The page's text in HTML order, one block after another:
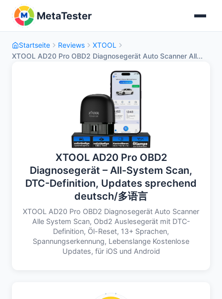
MetaTester
Startseite Reviews
XTOOL
XTOOL AD20 Pro OBD2 Diagnosegerät Auto Scanner All...
XTOOL AD20 Pro OBD2
Diagnosegerät – All-System Scan,
DTC-Definition, Updates sprechend
deutsch/多语言
XTOOL AD20 Pro OBD2 Diagnosegerät Auto Scanner
Alle System Scan, Obd2 Auslesegerät mit DTC-
Definition, Öl-Reset, 13+ Sprachen,
Spannungserkennung, Lebenslange Kostenlose
Updates, für iOS und Android